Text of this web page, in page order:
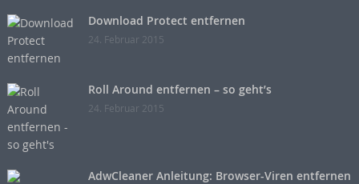
Download Protect entfernen
24. Februar 2015
Roll Around entfernen – so geht’s
24. Februar 2015
AdwCleaner Anleitung: Browser-Viren entfernen